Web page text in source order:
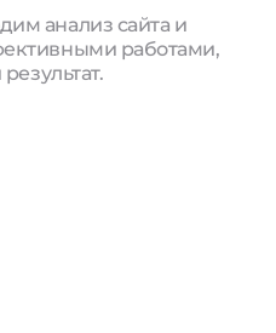
анализ сайта и
работами,